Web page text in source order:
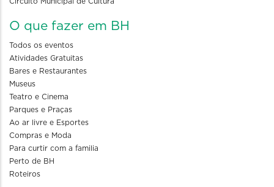
O que fazer em BH
Todos os eventos
Atividades Gratuitas
Bares e Restaurantes
Museus
Teatro e Cinema
Parques e Praças
Ao ar livre e Esportes
Compras e Moda
Para curtir com a familia
Perto de BH
Roteiros